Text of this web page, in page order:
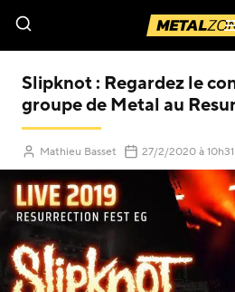
Slipknot : Regardez le
groupe de Metal au
Mathieu Basset 27/2/2020(Mis à
à 10h31